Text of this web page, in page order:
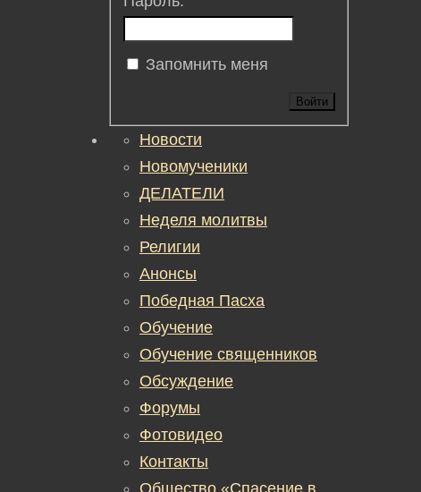
Запомнить меня
Войти
Новости
Новомученики
ДЕЛАТЕЛИ
Неделя молитвы
Религии
Анонсы
Победная Пасха
Обучение
Обучение священников
Обсуждение
Форумы
Фотовидео
Контакты
Общество «Спасение в